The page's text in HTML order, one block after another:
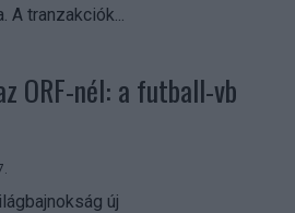
A tranzakciók...
ORF-nél: a futball-vb
új